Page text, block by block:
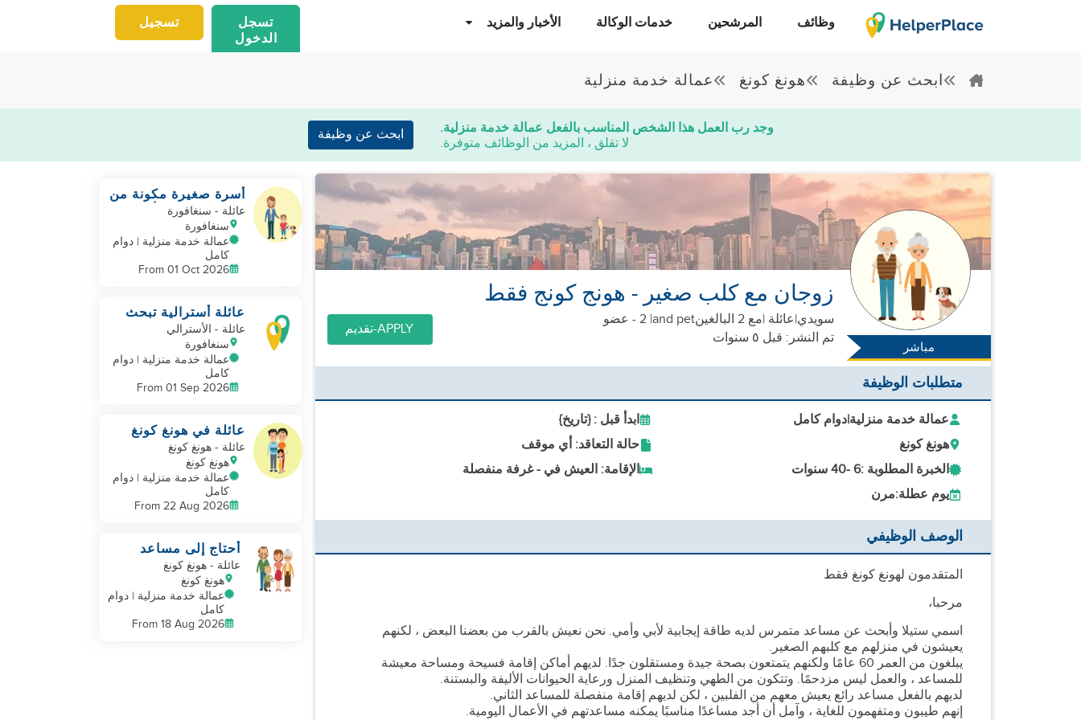
وظائف المرشحين خدمات الوكالة الأخبار والمزيد تسجيل
تسجل
الدخول
ابحث عن وظيفة هونغ كونغ عمالة خدمة منزلية
وجد رب العمل هذا الشخص المناسب بالفعل عمالة خدمة منزلية.
لا تقلق ، المزيد من الوظائف متوفرة.
ابحث عن وظيفة
مباشر
زوجان مع كلب صغير - هونج كونج فقط
سويدي|عائلة |مع 2 البالغين and pet| 2 - عضو
تم النشر: قبل ٥ سنوات
APPLY-تقديم
متطلبات الوظيفة
عمالة خدمة منزلية|دوام كامل
ابدأ قبل : {تاريخ}
هونغ كونغ
حالة التعاقد: أي موقف
الخبرة المطلوبة :6 - 40 سنوات
الإقامة: العيش في - غرفة منفصلة
يوم عطلة:مرن
الوصف الوظيفي
المتقدمون لهونغ كونغ فقط
مرحبا،
اسمي ستيلا وأبحث عن مساعد متمرس لديه طاقة إيجابية لأبي وأمي. نحن نعيش بالقرب من بعضنا البعض ، لكنهم
يعيشون في منزلهم مع كلبهم الصغير.
يبلغون من العمر 60 عامًا ولكنهم يتمتعون بصحة جيدة ومستقلون جدًا. لديهم أماكن إقامة فسيحة ومساحة معيشة
للمساعد ، والعمل ليس مزدحمًا. وتتكون من الطهي وتنظيف المنزل ورعاية الحيوانات الأليفة والبستنة.
لديهم بالفعل مساعد رائع يعيش معهم من الفلبين ، لكن لديهم إقامة منفصلة للمساعد الثاني.
إنهم طيبون ومتفهمون للغاية ، وآمل أن أجد مساعدًا مناسبًا يمكنه مساعدتهم في الأعمال اليومية.
أسرة صغيرة مكونة من
شخصين وكلب أليف
تبحث عن مساعد
عائلة - سنغافورة
سنغافورة
عمالة خدمة منزلية | دوام
كامل
From 01 Oct 2026
عائلة أسترالية تبحث
عن مساعد جديد
عائلة - الأسترالي
سنغافورة
عمالة خدمة منزلية | دوام
كامل
From 01 Sep 2026
عائلة في هونغ كونغ
تبحث عن مساعد بشكل
عاجل
عائلة - هونغ كونغ
هونغ كونغ
عمالة خدمة منزلية | دوام
كامل
From 22 Aug 2026
أحتاج إلى مساعد
منزلي
عائلة - هونغ كونغ
هونغ كونغ
عمالة خدمة منزلية | دوام
كامل
From 18 Aug 2026